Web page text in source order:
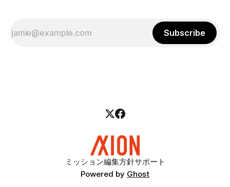
Subscribe
ミッション編集方針サポート
Powered by Ghost